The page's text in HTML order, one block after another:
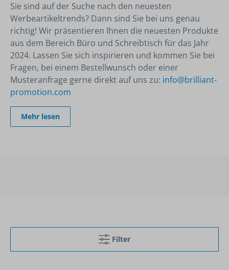
Sie sind auf der Suche nach den neuesten
Werbeartikeltrends? Dann sind Sie bei uns genau
richtig! Wir präsentieren Ihnen die neuesten Produkte
aus dem Bereich Büro und Schreibtisch für das Jahr
2024. Lassen Sie sich inspirieren und kommen Sie bei
Fragen, bei einem Bestellwunsch oder einer
Musteranfrage gerne direkt auf uns zu: info@brilliant-
promotion.com
Mehr lesen
Filter